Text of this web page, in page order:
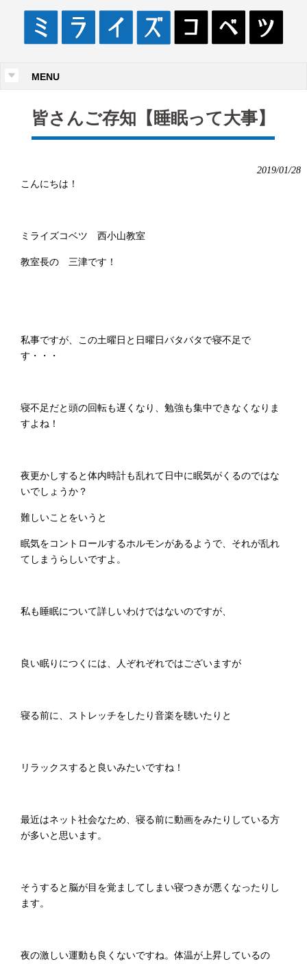
MENU
皆さんご存知【睡眠って大事】
2019/01/28
こんにちは！
ミライズコベツ 西小山教室
教室長の 三津です！
私事ですが、この土曜日と日曜日バタバタで寝不足で
す・・・
寝不足だと頭の回転も遅くなり、勉強も集中できなくなりま
すよね！
夜更かしすると体内時計も乱れて日中に眠気がくるのではな
いでしょうか？
難しいことをいうと
眠気をコントロールするホルモンがあるようで、それが乱れ
てしまうらしいですよ。
私も睡眠について詳しいわけではないのですが、
良い眠りにつくには、人ぞれぞれではございますが
寝る前に、ストレッチをしたり音楽を聴いたりと
リラックスすると良いみたいですね！
最近はネット社会なため、寝る前に動画をみたりしている方
が多いと思います。
そうすると脳が目を覚ましてしまい寝つきが悪くなったりし
ます。
夜の激しい運動も良くないですね。体温が上昇しているの